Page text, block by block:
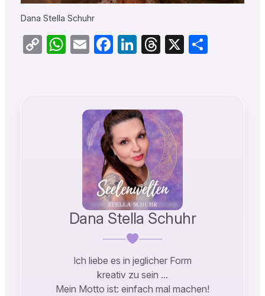
Dana Stella Schuhr
CopyWhatsApp
EmailFacebook
LinkedIn
Threads
X Teilen
Dana Stella Schuhr
Ich liebe es in jeglicher Form
kreativ zu sein …
Mein Motto ist: einfach mal machen!